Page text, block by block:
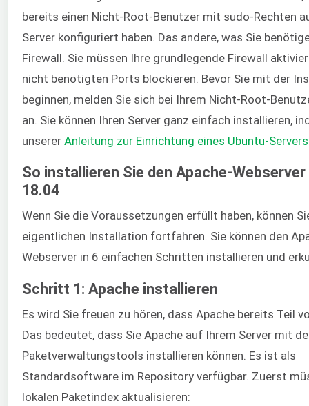
bereits einen Nicht-Root-Benutzer mit sudo-Rechten
Server konfiguriert haben. Das andere, was Sie
Firewall. Sie müssen Ihre grundlegende Firewall
nicht benötigten Ports blockieren. Bevor Sie mit der
beginnen, melden Sie sich bei Ihrem Nicht-Root-
an. Sie können Ihren Server ganz einfach installieren,
unserer Anleitung zur Einrichtung eines Ubuntu-
So installieren Sie den Apache-
18.04
Wenn Sie die Voraussetzungen erfüllt haben, können
eigentlichen Installation fortfahren. Sie können den
Webserver in 6 einfachen Schritten installieren und
Schritt 1: Apache installieren
Es wird Sie freuen zu hören, dass Apache bereits Teil
Das bedeutet, dass Sie Apache auf Ihrem Server mit
Paketverwaltungstools installieren können. Es ist als
Standardsoftware im Repository verfügbar. Zuerst
lokalen Paketindex aktualisieren: